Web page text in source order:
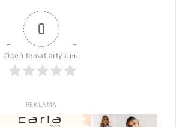
0
Oceń temat artykułu
REKLAMA